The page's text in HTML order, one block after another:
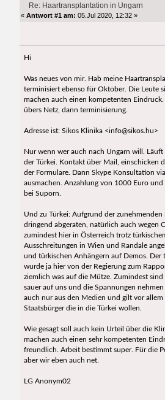
Re: Haartransplantation in Ungarn
«Antwort #1 am: 05.Jul 2020, 12:32 »
Hi
Was neues von mir. Hab meine
terminisiert ebenso für Oktober. Die Leute
machen auch einen kompetenten Eindruck.
übers Netz, dann terminisierung.
Adresse ist: Sikos Klinika <info@sikos.hu>
Nur wenn wer auch nach Ungarn will. Läuft
der Türkei. Kontakt über Mail, einschicken
der Formulare. Dann Skype Konsultation
ausmachen. Anzahlung von 1000 Euro
bei Suporn.
Und zu Türkei: Aufgrund der zunehmenden
dringend abgeraten, natürlich auch wegen
zumindest hier in Österreich trotz
Ausschreitungen in Wien und Randale
und türkischen Anhängern auf Demos. Der
wurde ja hier von der Regierung zum
ziemlich was auf die Mütze. Zumindest
sauer auf uns und die Spannungen nehmen
auch nur aus den Medien und gilt vor
Staatsbürger die in die Türkei wollen.
Wie gesagt soll auch kein Urteil über die
machen auch einen sehr kompetenten
freundlich. Arbeit bestimmt super. Für die
aber wir eben auch net.
LG Anonym02